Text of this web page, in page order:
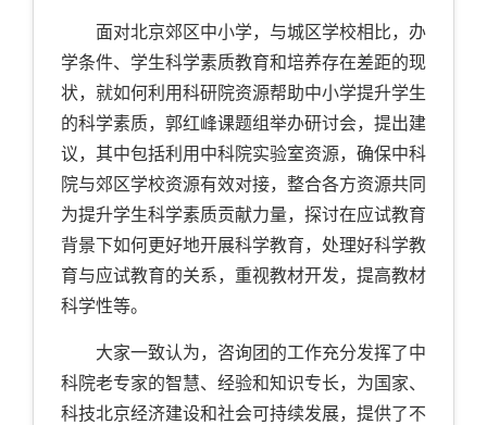
面对北京郊区中小学，与城区学校相比，办
学条件、学生科学素质教育和培养存在差距的现
状，就如何利用科研院资源帮助中小学提升学生
的科学素质，郭红峰课题组举办研讨会，提出建
议，其中包括利用中科院实验室资源，确保中科
院与郊区学校资源有效对接，整合各方资源共同
为提升学生科学素质贡献力量，探讨在应试教育
背景下如何更好地开展科学教育，处理好科学教
育与应试教育的关系，重视教材开发，提高教材
科学性等。
大家一致认为，咨询团的工作充分发挥了中
科院老专家的智慧、经验和知识专长，为国家、
科技北京经济建设和社会可持续发展，提供了不